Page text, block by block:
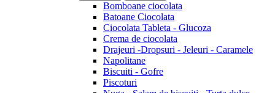
Bomboane ciocolata
Batoane Ciocolata
Ciocolata Tableta - Glucoza
Crema de ciocolata
Drajeuri -Dropsuri - Jeleuri - Caramele
Napolitane
Biscuiti - Gofre
Piscoturi